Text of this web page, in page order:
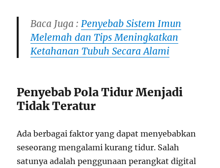
Baca Juga : Penyebab Sistem Imun
Melemah dan Tips Meningkatkan
Ketahanan Tubuh Secara Alami
Penyebab Pola Tidur Menjadi
Tidak Teratur
Ada berbagai faktor yang dapat menyebabkan
seseorang mengalami kurang tidur. Salah
satunya adalah penggunaan perangkat digital